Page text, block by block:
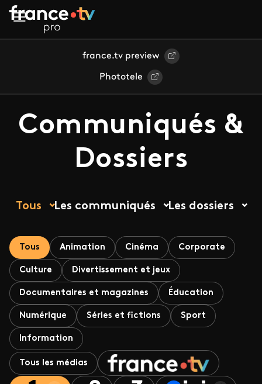
Aller au contenu principal
france.tv preview
Phototele
Communiqués &
Dossiers
Tous Les communiqués Les dossiers
Tous Animation Cinéma Corporate
Culture Divertissement et jeux
Documentaires et magazines Éducation
Numérique Séries et fictions Sport
Information
Tous les médias